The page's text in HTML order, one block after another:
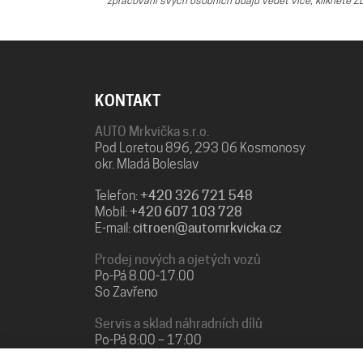
KONTAKT
AUTO Mrkvička s.r.o.
Pod Loretou 896, 293 06 Kosmonosy
okr. Mladá Boleslav
Telefon:+420 326 721 548
Mobil:+420 607 103 728
E-mail:citroen@automrkvicka.cz
Prodej nových a ojetých vozů
Po-Pá 8.00-17.00
So Zavřeno
Servis a sklad náhradních dílů
Po-Pá 8:00 – 17:00